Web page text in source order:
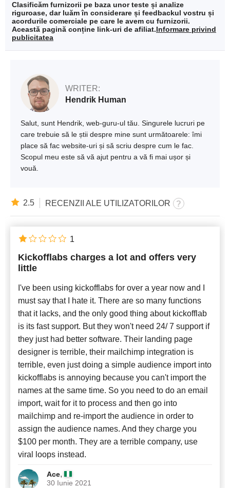
Clasificăm furnizorii pe baza unor teste și analize
riguroase, dar luăm în considerare și feedbackul vostru și
acordurile comerciale pe care le avem cu furnizorii.
Această pagină conține link-uri de afiliat.Informare privind
publicitatea
WRITER:
Hendrik Human
Salut, sunt Hendrik, web-guru-ul tău. Singurele lucruri pe
care trebuie să le știi despre mine sunt următoarele: îmi
place să fac website-uri și să scriu despre cum le fac.
Scopul meu este să vă ajut pentru a vă fi mai ușor și
vouă.
2.5 RECENZII ALE UTILIZATORILOR
Kickofflabs charges a lot and offers very
little
I've been using kickofflabs for over a year now and I
must say that I hate it. There are so many functions
that it lacks, and the only good thing about kickofflab
is its fast support. But they won't need 24/ 7 support if
they just had better software. Their landing page
designer is terrible, their mailchimp integration is
terrible, even just doing a simple audience import into
kickofflabs is annoying because you can't import the
names at the same time. So you need to do an email
import, wait for it to process and then go into
mailchimp and re-import the audience in order to
assign the audience names. And they charge you
$100 per month. They are a terrible company, use
viral loops instead.
Ace,
30 Iunie 2021
1